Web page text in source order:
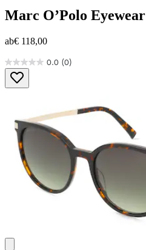
Marc O’Polo Eyewear
ab€ 118,00
0.0 (0)
0.0
von
5